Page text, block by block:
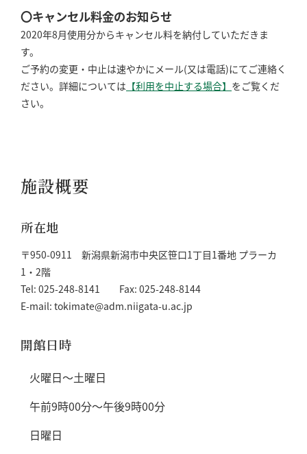
〇キャンセル料金のお知らせ
2020年8月使用分からキャンセル料を納付していただきま
す。
ご予約の変更・中止は速やかにメール(又は電話)にてご連絡く
ださい。詳細については 【利用を中止する場合】 をご覧くだ
さい。
施設概要
所在地
〒950-0911 新潟県新潟市中央区笹口1丁目1番地 プラーカ
1・2階
Tel: 025-248-8141 Fax: 025-248-8144
E-mail: tokimate@adm.niigata-u.ac.jp
開館日時
火曜日～土曜日
午前9時00分～午後9時00分
日曜日